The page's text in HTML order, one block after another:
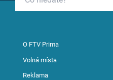
O FTV Prima
Volná místa
Reklama